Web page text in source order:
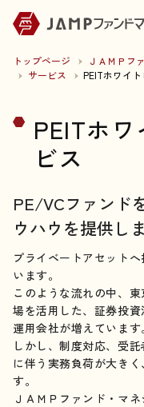
トップページ
ＪＡＭＰフ
サービス
PEITホワイ
PEITホ
ビス
PE/VCファンド
ウハウを提供し
プライベートアセット
います。
このような流れの中、
場を活用した、証券投
運用会社が増えています。
しかし、制度対応、受
に伴う実務負荷が大き
す。
ＪＡＭＰファンド・マ